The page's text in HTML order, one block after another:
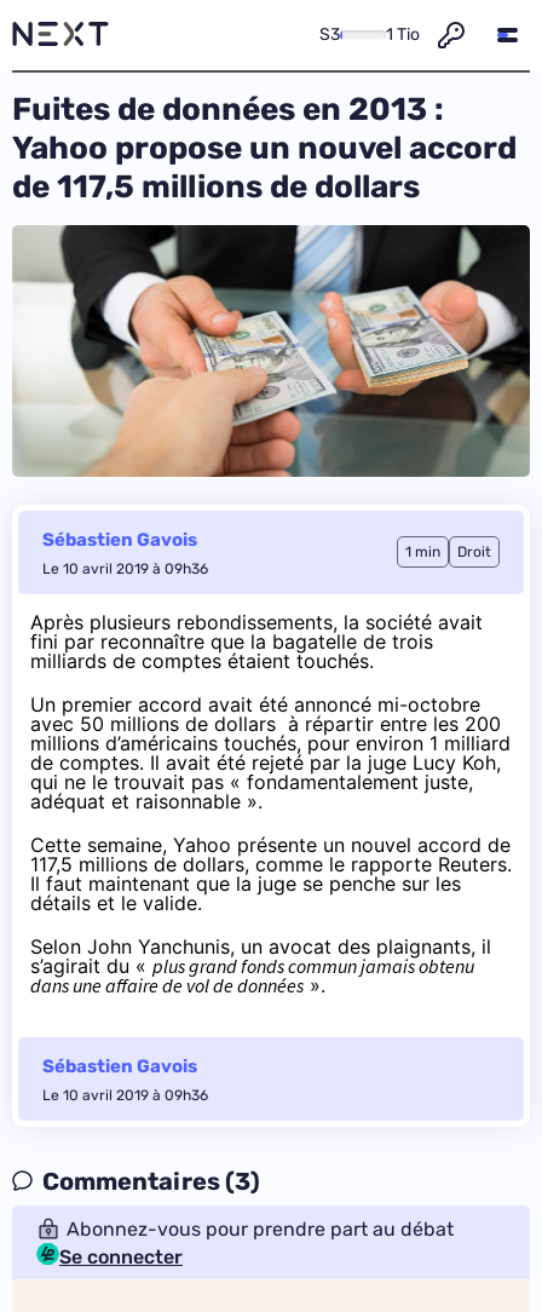
S3 1 Tio
Fuites de données en 2013 :
Yahoo propose un nouvel accord
de 117,5 millions de dollars
Sébastien Gavois
Le 10 avril 2019 à 09h36
1 min Droit
Après plusieurs rebondissements, la société avait
fini par reconnaître que la bagatelle de trois
milliards de comptes étaient touchés.
Un premier accord avait été annoncé mi-octobre
avec 50 millions de dollars à répartir entre les 200
millions d’américains touchés, pour environ 1 milliard
de comptes. Il avait été rejeté par la juge Lucy Koh,
qui ne le trouvait pas « fondamentalement juste,
adéquat et raisonnable ».
Cette semaine, Yahoo présente un nouvel accord de
117,5 millions de dollars, comme le rapporte Reuters.
Il faut maintenant que la juge se penche sur les
détails et le valide.
Selon John Yanchunis, un avocat des plaignants, il
s’agirait du « plus grand fonds commun jamais obtenu
dans une affaire de vol de données ».
Sébastien Gavois
Le 10 avril 2019 à 09h36
Commentaires (3)
Abonnez-vous pour prendre part au débat
Se connecter